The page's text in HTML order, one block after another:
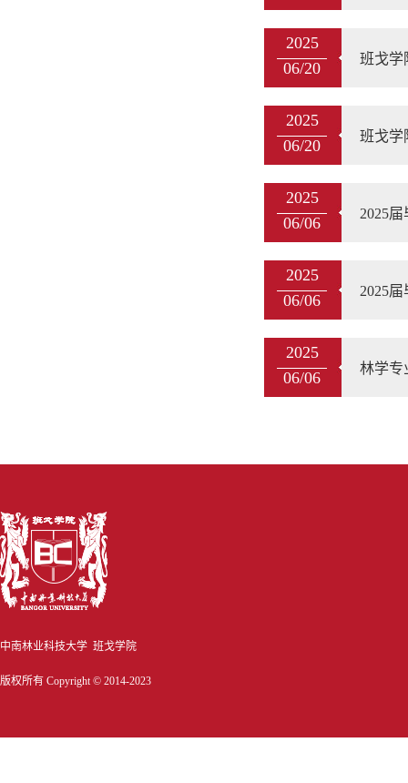
2025
06/20
班戈学
2025
06/20
班戈学
2025
06/06
2025
2025
06/06
2025
2025
06/06
林学专
中南林业科技大学 班戈学院
版权所有 Copyright © 2014-2023